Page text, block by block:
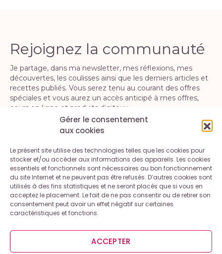
Gérer le consentement
aux cookies
Le présent site utilise des technologies telles que les cookies pour
stocker et/ou accéder aux informations des appareils. Les cookies
essentiels et fonctionnels sont nécessaires au bon fonctionnement
du site Internet et ne peuvent pas être refusés. D’autres cookies sont
utilisés à des fins statistiques et ne seront placés que si vous en
acceptez le placement. Le fait de ne pas consentir ou de retirer son
consentement peut avoir un effet négatif sur certaines
caractéristiques et fonctions.
ACCEPTER
Rejoignez la communauté
Je partage, dans ma newsletter, mes réflexions, mes
découvertes, les coulisses ainsi que les derniers articles et
recettes publiés. Vous serez tenu au courant des offres
spéciales et vous aurez un accès anticipé à mes offres,
cours en ligne et produits digitaux.
En vous inscrivant, vous acceptez la politique de confidentialité. Vous
pouvez vous désinscrire à tout moment.
Mentions légales et conditions générales d’utilisation
Politique de cookies (UE)
Politique de confidentialité